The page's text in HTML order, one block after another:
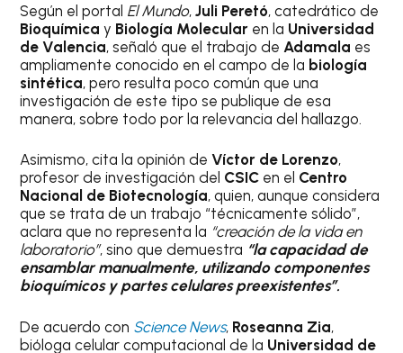
Según el portal El Mundo,Juli Peretó, catedrático de
Bioquímica y Biología Molecular en la Universidad
de Valencia, señaló que el trabajo de Adamala es
ampliamente conocido en el campo de la biología
sintética, pero resulta poco común que una
investigación de este tipo se publique de esa
manera, sobre todo por la relevancia del hallazgo.
Asimismo, cita la opinión deVíctor de Lorenzo,
profesor de investigación del CSIC en el Centro
Nacional de Biotecnología, quien, aunque considera
que se trata de un trabajo “técnicamente sólido”,
aclara que no representa la “creación de la vida en
laboratorio”, sino que demuestra “la capacidad de
ensamblar manualmente, utilizando componentes
bioquímicos y partes celulares preexistentes”.
De acuerdo con Science News, Roseanna Zia,
bióloga celular computacional de la Universidad de